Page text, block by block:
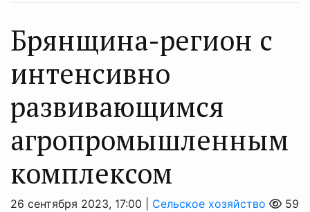
Брянщина-регион с
интенсивно
развивающимся
агропромышленным
комплексом
26 сентября 2023, 17:00 | Сельское хозяйство 59